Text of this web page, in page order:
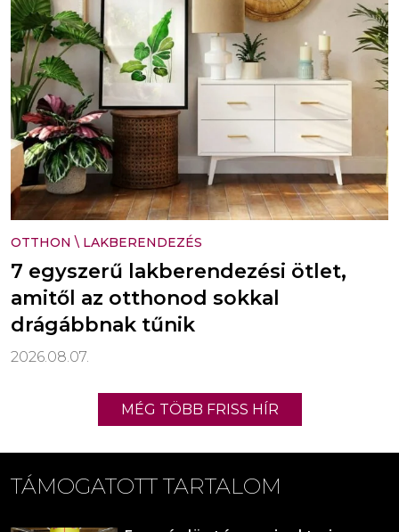
OTTHON \ LAKBERENDEZÉS
7 egyszerű lakberendezési ötlet,
amitől az otthonod sokkal
drágábbnak tűnik
2026.08.07.
MÉG TÖBB FRISS HÍR
TÁMOGATOTT TARTALOM